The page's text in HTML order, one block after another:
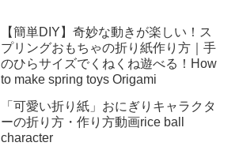
【簡単DIY】奇妙な動きが楽しい！ス
プリングおもちゃの折り紙作り方｜手
のひらサイズでくねくね遊べる！How
to make spring toys Origami
「可愛い折り紙」おにぎりキャラクタ
ーの折り方・作り方動画rice ball
character